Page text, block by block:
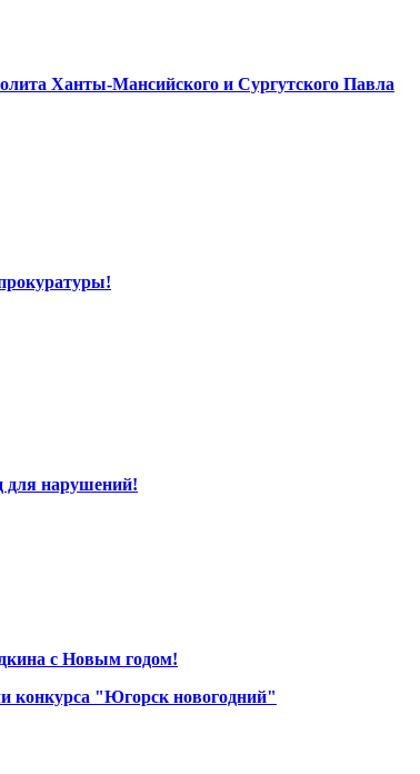
Ханты-Мансийского и Сургутского Павла
для нарушений!
с Новым годом!
конкурса "Югорск новогодний"